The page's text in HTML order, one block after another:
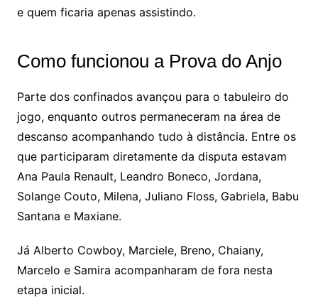
e quem ficaria apenas assistindo.
Como funcionou a Prova do Anjo
Parte dos confinados avançou para o tabuleiro do
jogo, enquanto outros permaneceram na área de
descanso acompanhando tudo à distância. Entre os
que participaram diretamente da disputa estavam
Ana Paula Renault, Leandro Boneco, Jordana,
Solange Couto, Milena, Juliano Floss, Gabriela, Babu
Santana e Maxiane.
Já Alberto Cowboy, Marciele, Breno, Chaiany,
Marcelo e Samira acompanharam de fora nesta
etapa inicial.